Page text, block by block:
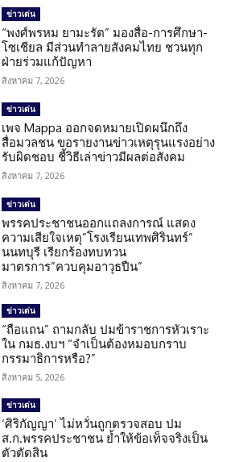
ข่าวเด่น
“พงศ์พรหม ยามะรัต” มองสื่อ-การศึกษา-
โซเชียล มีส่วนทำลายสังคมไทย ชวนทุก
ฝ่ายร่วมแก้ปัญหา
สิงหาคม 7, 2026
ข่าวเด่น
เพจ Mappa ออกจดหมายเปิดผนึกถึง
สื่อมวลชน ขอรายงานข่าวเหตุรุนแรงอย่าง
รับผิดชอบ ชี้วิธีเล่าข่าวมีผลต่อสังคม
สิงหาคม 7, 2026
ข่าวเด่น
พรรคประชาชนออกแถลงการณ์ แสดง
ความเสียใจเหตุ”โรงเรียนเทพศิรินทร์”
นนทบุรี เรียกร้องทบทวน
มาตรการ”ควบคุมอาวุธปืน”
สิงหาคม 7, 2026
ข่าวเด่น
“ถือแถน” ถามกลับ ปมข้าราชการหัวเราะ
ใน กมธ.งบฯ “จำเป็นต้องหมอบกราบ
กรรมาธิการหรือ?”
สิงหาคม 5, 2026
ข่าวเด่น
‘ศิริกัญญา’ ไม่หวั่นถูกตรวจสอบ ปม
ส.ก.พรรคประชาชน ย้ำให้ข้อเท็จจริงเป็น
ตัวตัดสิน